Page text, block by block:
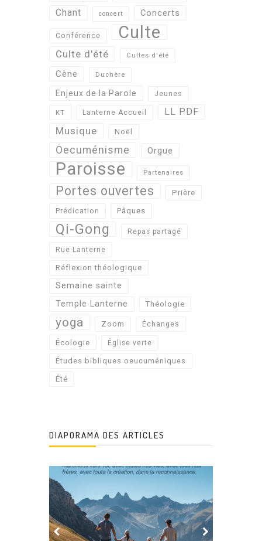
Chant concert Concerts
Conférence Culte
Culte d'été Cultes d'été
Cène Duchère
Enjeux de la Parole Jeunes
KT Lanterne Accueil LL PDF
Musique Noël
Oecuménisme Orgue
Paroisse Partenaires
Portes ouvertes Prière
Prédication Pâques
Qi-Gong Repas partagé
Rue Lanterne
Réflexion théologique
Semaine sainte
Temple Lanterne
Théologie
yoga Zoom Échanges
Écologie Église verte
Études bibliques oeucuméniques
Été
DIAPORAMA DES ARTICLES